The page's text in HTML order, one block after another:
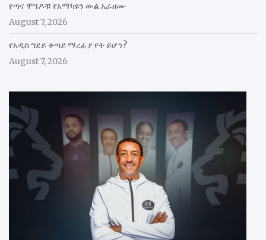
የጣና ሞገዶቹ የአማካዩን ውል አራዘሙ
August 7, 2026
የአዲስ ግደይ ቀጣይ ማረፊያ የት ይሆን?
August 7, 2026